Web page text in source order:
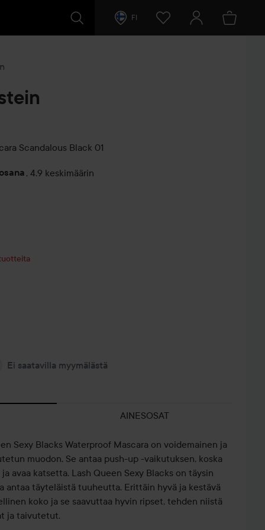
FI
Scandalous Black 01
, 4.9 keskimäärin
Ei saatavilla myymälästä
AINESOSAT
Sexy Blacks Waterproof Mascara on voidemainen ja
muodon. Se antaa push-up -vaikutuksen, koska
avaa katsetta. Lash Queen Sexy Blacks on täysin
antaa täyteläistä tuuheutta. Erittäin hyvä ja kestävä
koko ja se saavuttaa hyvin ripset, tehden niistä
ja taivutetut.